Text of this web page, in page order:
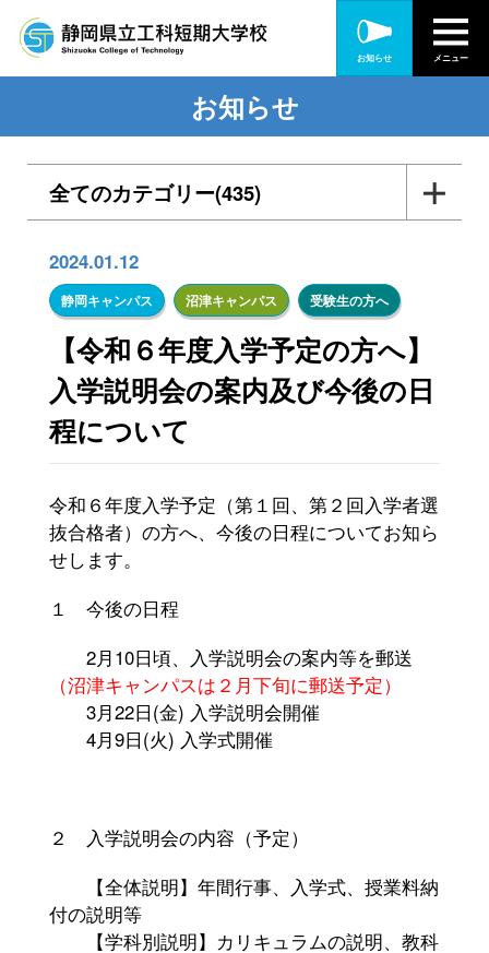
お知らせ メニュー
お知らせ
全てのカテゴリー(435)
各種訓練・研修(165)
静岡キャンパス(313)
沼津キャンパス(156)
受験生の方へ(67)
オープンキャンパス(20)
キャンパスニュース(29)
社会人の方へ(209)
事業者の方へ(308)
在学生の方へ(8)
2024.01.12
静岡キャンパス 沼津キャンパス 受験生の方へ
【令和６年度入学予定の方へ】
入学説明会の案内及び今後の日
程について
令和６年度入学予定（第１回、第２回入学者選
抜合格者）の方へ、今後の日程についてお知ら
せします。
１ 今後の日程
2月10日頃、入学説明会の案内等を郵送
（沼津キャンパスは２月下旬に郵送予定）
3月22日(金) 入学説明会開催
4月9日(火) 入学式開催
２ 入学説明会の内容（予定）
【全体説明】年間行事、入学式、授業料納
付の説明等
【学科別説明】カリキュラムの説明、教科